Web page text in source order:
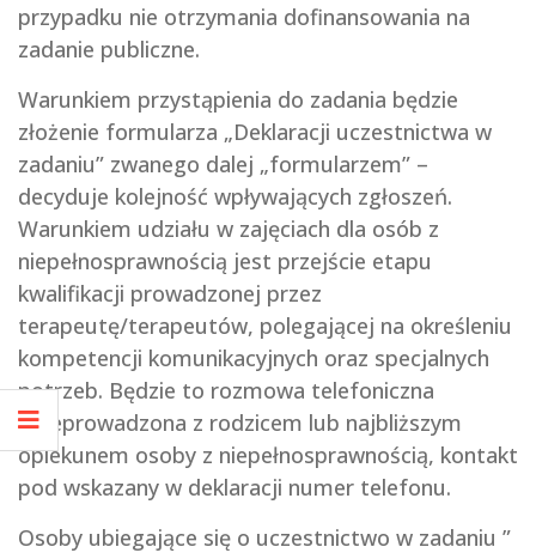
przypadku nie otrzymania dofinansowania na
zadanie publiczne.
Warunkiem przystąpienia do zadania będzie
złożenie formularza „Deklaracji uczestnictwa w
zadaniu” zwanego dalej „formularzem” –
decyduje kolejność wpływających zgłoszeń.
Warunkiem udziału w zajęciach dla osób z
niepełnosprawnością jest przejście etapu
kwalifikacji prowadzonej przez
terapeutę/terapeutów, polegającej na określeniu
kompetencji komunikacyjnych oraz specjalnych
potrzeb. Będzie to rozmowa telefoniczna
przeprowadzona z rodzicem lub najbliższym
opiekunem osoby z niepełnosprawnością, kontakt
pod wskazany w deklaracji numer telefonu.
Osoby ubiegające się o uczestnictwo w zadaniu ”